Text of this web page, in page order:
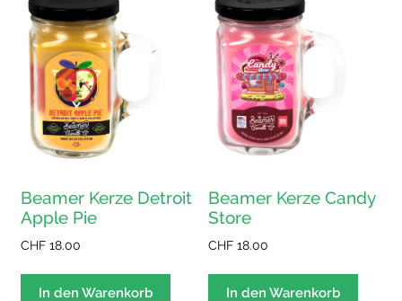
Beamer Kerze Detroit
Apple Pie
CHF 18.00
In den Warenkorb
Beamer Kerze Candy
Store
CHF 18.00
In den Warenkorb